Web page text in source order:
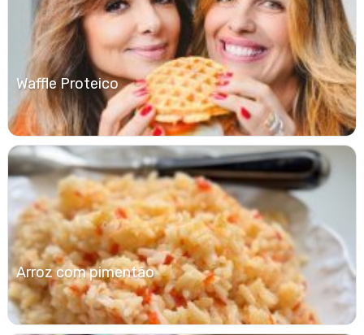
Waffle Proteico
Arroz com pimentão